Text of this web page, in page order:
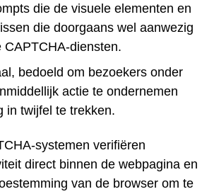
die de visuele elementen en
die doorgaans wel aanwezig
CAPTCHA-diensten.
bedoeld om bezoekers onder
actie te ondernemen
in twijfel te trekken.
systemen verifiëren
direct binnen de webpagina en
van de browser om te